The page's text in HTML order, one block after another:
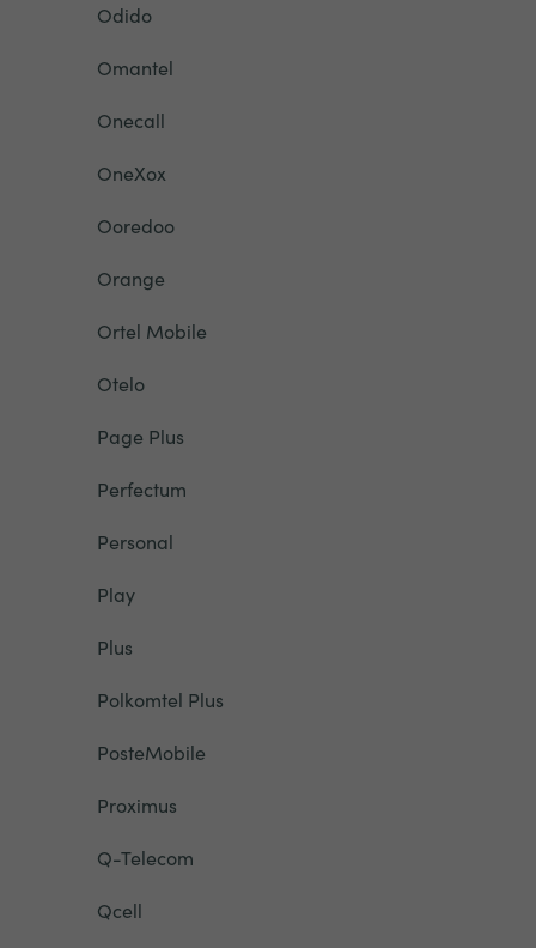
Odido
Omantel
Onecall
OneXox
Ooredoo
Orange
Ortel Mobile
Otelo
Page Plus
Perfectum
Personal
Play
Plus
Polkomtel Plus
PosteMobile
Proximus
Q-Telecom
Qcell